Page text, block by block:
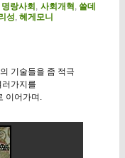
명랑사회 사회개혁 쓸데
성 헤게모니
기술들을 좀 적극
가지를
이어가며.